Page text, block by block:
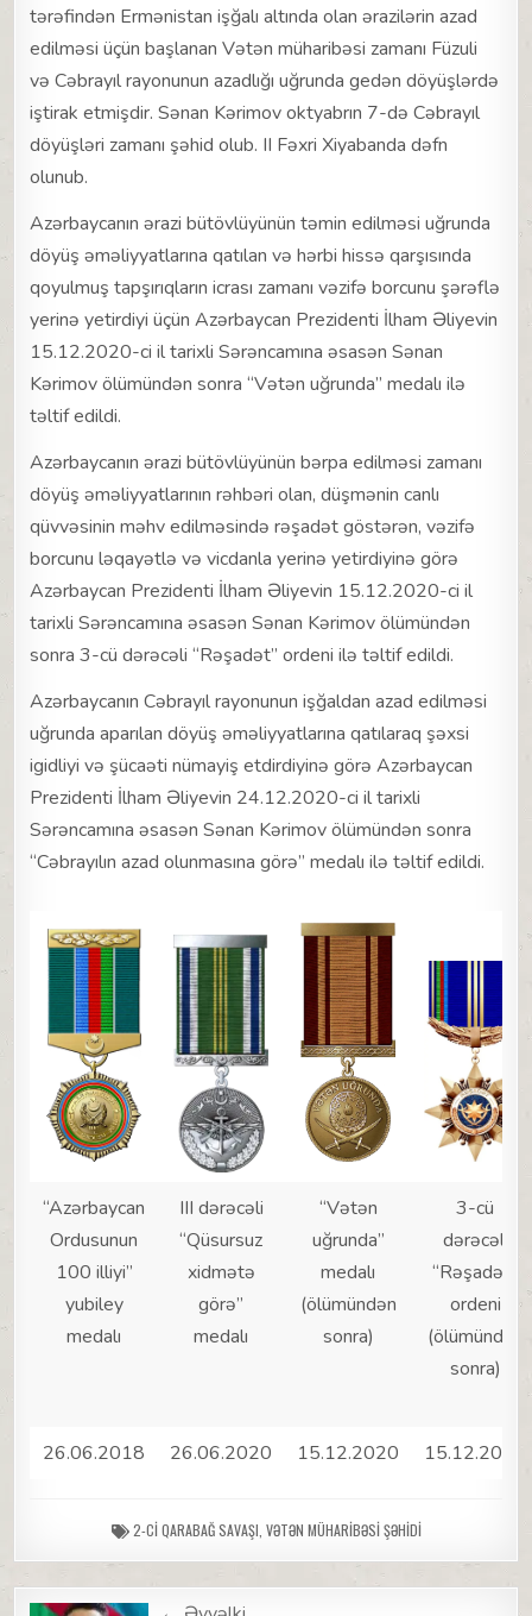
tərəfindən Ermənistan işğalı altında olan ərazilərin azad
edilməsi üçün başlanan Vətən müharibəsi zamanı Füzuli
və Cəbrayıl rayonunun azadlığı uğrunda gedən döyüşlərdə
iştirak etmişdir. Sənan Kərimov oktyabrın 7-də Cəbrayıl
döyüşləri zamanı şəhid olub. II Fəxri Xiyabanda dəfn
olunub.
Azərbaycanın ərazi bütövlüyünün təmin edilməsi uğrunda
döyüş əməliyyatlarına qatılan və hərbi hissə qarşısında
qoyulmuş tapşırıqların icrası zamanı vəzifə borcunu şərəflə
yerinə yetirdiyi üçün Azərbaycan Prezidenti İlham Əliyevin
15.12.2020-ci il tarixli Sərəncamına əsasən Sənan
Kərimov ölümündən sonra “Vətən uğrunda” medalı ilə
təltif edildi.
Azərbaycanın ərazi bütövlüyünün bərpa edilməsi zamanı
döyüş əməliyyatlarının rəhbəri olan, düşmənin canlı
qüvvəsinin məhv edilməsində rəşadət göstərən, vəzifə
borcunu ləqayətlə və vicdanla yerinə yetirdiyinə görə
Azərbaycan Prezidenti İlham Əliyevin 15.12.2020-ci il
tarixli Sərəncamına əsasən Sənan Kərimov ölümündən
sonra 3-cü dərəcəli “Rəşadət” ordeni ilə təltif edildi.
Azərbaycanın Cəbrayıl rayonunun işğaldan azad edilməsi
uğrunda aparılan döyüş əməliyyatlarına qatılaraq şəxsi
igidliyi və şücaəti nümayiş etdirdiyinə görə Azərbaycan
Prezidenti İlham Əliyevin 24.12.2020-ci il tarixli
Sərəncamına əsasən Sənan Kərimov ölümündən sonra
“Cəbrayılın azad olunmasına görə” medalı ilə təltif edildi.
“Azərbaycan
Ordusunun
100 illiyi”
yubiley
medalı
III dərəcəli
“Qüsursuz
xidmətə
görə”
medalı
“Vətən
uğrunda”
medalı
(ölümündən
sonra)
3-cü
dərəcəli
“Rəşadət”
ordeni
(ölümündən
sonra)
26.06.2018 26.06.2020 15.12.2020 15.12.2020
2-CI QARABAĞ SAVAŞI VƏTƏN MÜHARIBƏSI ŞƏHIDI